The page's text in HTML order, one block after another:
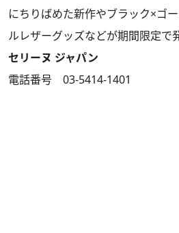
にちりばめた新作やブラック×ゴ
ルレザーグッズなどが期間限定で
セリーヌ ジャパン
電話番号 03-5414-1401